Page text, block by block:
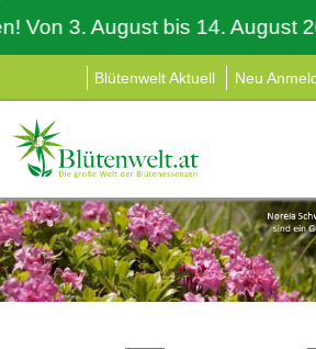
3. August bis 14. August
Blütenwelt Aktuell Neu